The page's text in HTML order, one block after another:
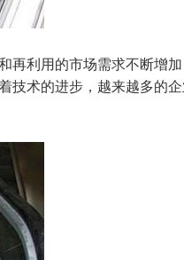
再利用的市场需求不断增
技术的进步，越来越多的